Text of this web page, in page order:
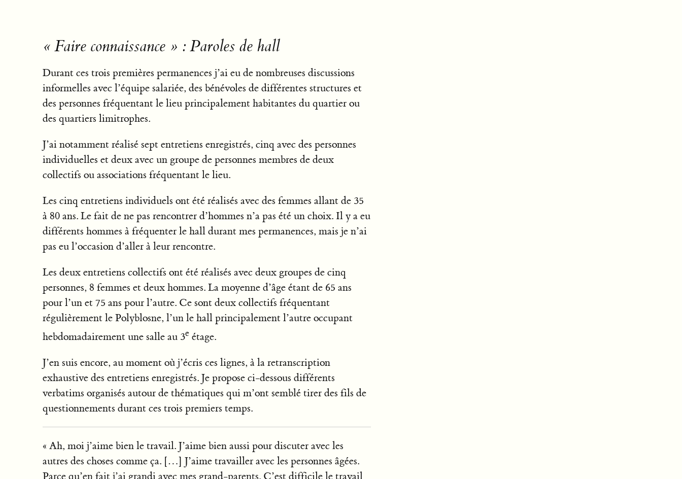
« Faire connaissance » : Paroles de hall
Durant ces trois premières permanences j’ai eu de nombreuses discussions
informelles avec l’équipe salariée, des bénévoles de différentes structures et
des personnes fréquentant le lieu principalement habitantes du quartier ou
des quartiers limitrophes.
J’ai notamment réalisé sept entretiens enregistrés, cinq avec des personnes
individuelles et deux avec un groupe de personnes membres de deux
collectifs ou associations fréquentant le lieu.
Les cinq entretiens individuels ont été réalisés avec des femmes allant de 35
à 80 ans. Le fait de ne pas rencontrer d’hommes n’a pas été un choix. Il y a eu
différents hommes à fréquenter le hall durant mes permanences, mais je n’ai
pas eu l’occasion d’aller à leur rencontre.
Les deux entretiens collectifs ont été réalisés avec deux groupes de cinq
personnes, 8 femmes et deux hommes. La moyenne d’âge étant de 65 ans
pour l’un et 75 ans pour l’autre. Ce sont deux collectifs fréquentant
régulièrement le Polyblosne, l’un le hall principalement l’autre occupant
hebdomadairement une salle au 3e étage.
J’en suis encore, au moment où j’écris ces lignes, à la retranscription
exhaustive des entretiens enregistrés. Je propose ci-dessous différents
verbatims organisés autour de thématiques qui m’ont semblé tirer des fils de
questionnements durant ces trois premiers temps.
« Ah, moi j’aime bien le travail. J’aime bien aussi pour discuter avec les
autres des choses comme ça. […] J’aime travailler avec les personnes âgées.
Parce qu’en fait j’ai grandi avec mes grand-parents. C’est difficile le travail